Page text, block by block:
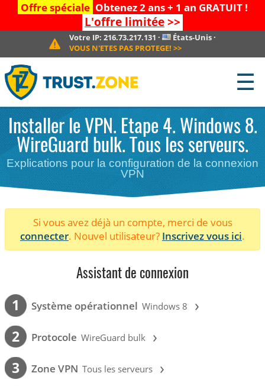
Offre spéciale Obtenez 2 ans + 1 an GRATUIT !
L'offre limitée>>
Votre IP: 216.73.217.131 · États-Unis ·
VOUS N'ETES PAS PROTEGE! >>
☰
Installer le VPN. Etape 4. Windows 8.
WireGuard bulk. Tous les serveurs.
Explications pour la configuration de la connexion
VPN
Si vous avez déjà un compte, merci de vous
connecter. Nouvel utilisateur? Inscrivez vous ici.
Assistant de connexion
1 Système opérationnel Windows 8 ›
2 Protocole WireGuard bulk ›
3 Zone VPN Tous les serveurs ›